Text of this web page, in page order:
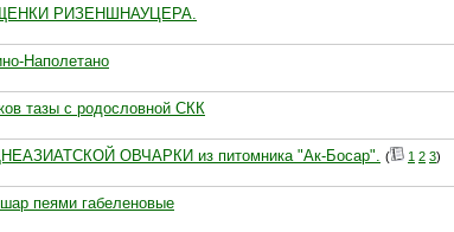
ЩЕНКИ РИЗЕНШНАУЦЕРА.
Наполетано
тазы с родословной СКК
ОВЧАРКИ из питомника "Ак-Босар". ( 1 2 3)
пеями габеленовые